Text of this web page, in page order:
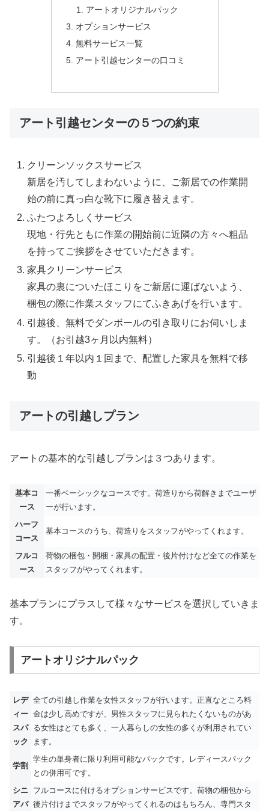
アートオリジナルパック
オプションサービス
無料サービス一覧
アート引越センターの口コミ
アート引越センターの５つの約束
クリーンソックスサービス
新居を汚してしまわないように、ご新居での作業開
始の前に真っ白な靴下に履き替えます。
ふたつよろしくサービス
現地・行先ともに作業の開始前に近隣の方々へ粗品
を持ってご挨拶をさせていただきます。
家具クリーンサービス
家具の裏についたほこりをご新居に運ばないよう、
梱包の際に作業スタッフにてふきあげを行います。
引越後、無料でダンボールの引き取りにお伺いしま
す。（お引越3ヶ月以内無料）
引越後１年以内１回まで、配置した家具を無料で移
動
アートの引越しプラン
アートの基本的な引越しプランは３つあります。
基本コ
ース
一番ベーシックなコースです。荷造りから荷解きまでユーザ
ーが行います。
ハーフ
コース
基本コースのうち、荷造りをスタッフがやってくれます。
フルコ
ース
荷物の梱包・開梱・家具の配置・後片付けなど全ての作業を
スタッフがやってくれます。
基本プランにプラスして様々なサービスを選択していきま
す。
アートオリジナルパック
レデ
ィー
スパ
ック
全ての引越し作業を女性スタッフが行います。正直なところ料
金は少し高めですが、男性スタッフに見られたくないものがあ
る女性はとても多く、一人暮らしの女性の多くが利用されてい
ます。
学割
学生の単身者に限り利用可能なパックです。レディースパック
との併用可です。
シニ
アパ
フルコースに付けるオプションサービスです。荷物の梱包から
後片付けまでスタッフがやってくれるのはもちろん、専門スタ